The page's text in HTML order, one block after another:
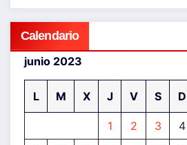
Calendario
junio 2023
L M X J V S D
1 2 3
4